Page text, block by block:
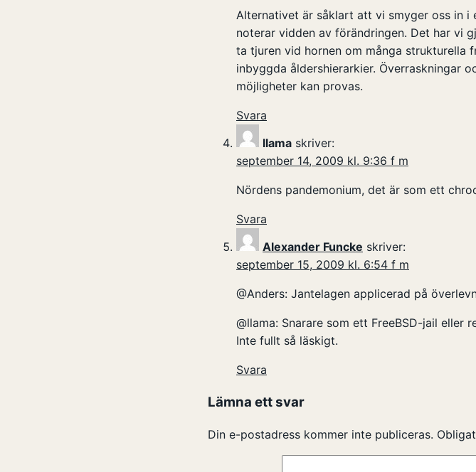
Alternativet är såklart att vi smyger oss in
noterar vidden av förändringen. Det har vi
ta tjuren vid hornen om många strukturella
inbyggda åldershierarkier. Överraskningar
möjligheter kan provas.
Svara
llama skriver:
september 14, 2009 kl. 9:36 f m
Nördens pandemonium, det är som ett
Svara
Alexander Funcke skriver:
september 15, 2009 kl. 6:54 f m
@Anders: Jantelagen applicerad på
@llama: Snarare som ett FreeBSD-jail eller
Inte fullt så läskigt.
Svara
Lämna ett svar
Din e-postadress kommer inte publiceras.